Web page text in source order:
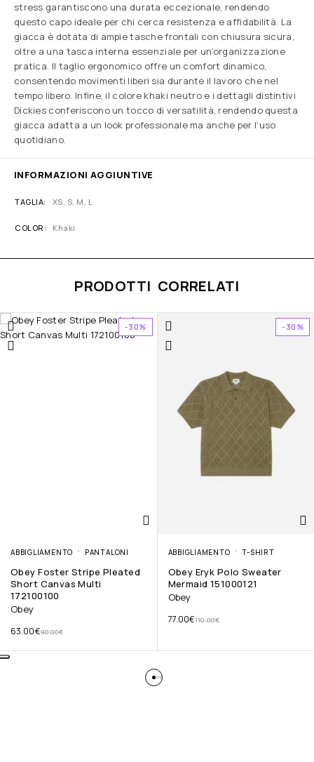
stress garantiscono una durata eccezionale, rendendo
questo capo ideale per chi cerca resistenza e affidabilità. La
giacca è dotata di ampie tasche frontali con chiusura sicura,
oltre a una tasca interna essenziale per un’organizzazione
pratica. Il taglio ergonomico offre un comfort dinamico,
consentendo movimenti liberi sia durante il lavoro che nel
tempo libero. Infine, il colore khaki neutro e i dettagli distintivi
Dickies conferiscono un tocco di versatilità, rendendo questa
giacca adatta a un look professionale ma anche per l’uso
quotidiano.
INFORMAZIONI AGGIUNTIVE
TAGLIA XS, S, M, L
COLOR Khaki
PRODOTTI CORRELATI
-30%
ABBIGLIAMENTO PANTALONI
Obey Foster Stripe Pleated
Short Canvas Multi
172100100
Obey
90.00€
63.00€
-30%
ABBIGLIAMENTO T-SHIRT
Obey Eryk Polo Sweater
Mermaid 151000121
Obey
110.00€
77.00€